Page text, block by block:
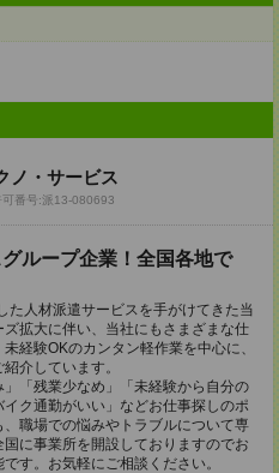
ノ・サービス
番号:派13-080693
ループ企業！全国各地で
人材派遣サービスを手がけてきた当
拡大に伴い、当社にもさまざまな仕
経験OKのカンタン軽作業を中心に、
介しています。
」「残業少なめ」「未経験から自分の
ク通勤がいい」などお仕事探しのポ
職場での悩みやトラブルについて専
に事業所を開設しておりますのでお
す。お気軽にご相談ください。